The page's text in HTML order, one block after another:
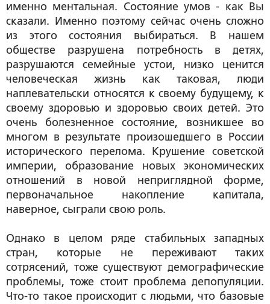
именно ментальная. Состояние умов - как Вы
сказали. Именно поэтому сейчас очень сложно
из этого состояния выбираться. В нашем
обществе разрушена потребность в детях,
разрушаются семейные устои, низко ценится
человеческая жизнь как таковая, люди
наплевательски относятся к своему будущему, к
своему здоровью и здоровью своих детей. Это
очень болезненное состояние, возникшее во
многом в результате произошедшего в России
исторического перелома. Крушение советской
империи, образование новых экономических
отношений в новой неприглядной форме,
первоначальное накопление капитала,
наверное, сыграли свою роль.
Однако в целом ряде стабильных западных
стран, которые не переживают таких
сотрясений, тоже существуют демографические
проблемы, тоже стоит проблема депопуляции.
Что-то такое происходит с людьми, что базовые